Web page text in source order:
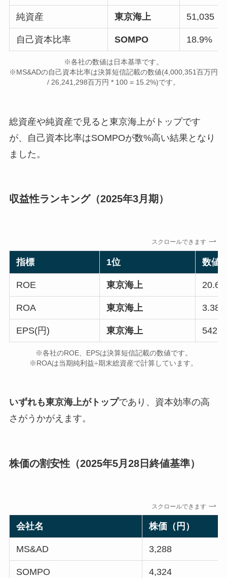
純資産 東京海上 51,035
自己資本比率 SOMPO 18.9%
※各社の数値は日本基準です。
※MS&ADの自己資本比率は決算短信記載の数値(4,000,351百万円
/ 26,241,298百万円 * 100 = 15.2%)です。
総資産や純資産で見ると東京海上がトップです
が、自己資本比率はSOMPOが数%高い結果となり
ました。
収益性ランキング（2025年3月期）
スクロールできます
指標 1位 数値
ROE 東京海上
ROA 東京海上
EPS(円) 東京海上
※各社のROE、EPSは決算短信記載の数値です。
※ROAは当期純利益÷期末総資産で計算しています。
いずれも東京海上がトップであり、資本効率の高
さがうかがえます。
株価の割安性（2025年5月28日終値基準）
スクロールできます
会社名 株価（円）
MS&AD 3,288
SOMPO 4,324